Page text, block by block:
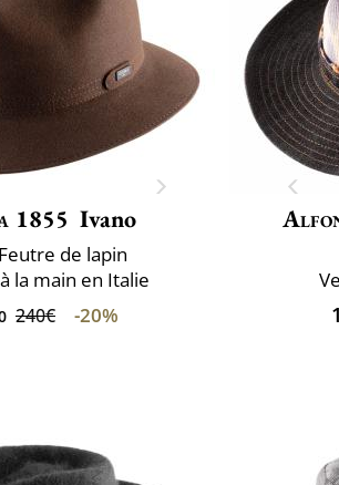
1855 Ivano
de lapin
la main en Italie
240€ -20%